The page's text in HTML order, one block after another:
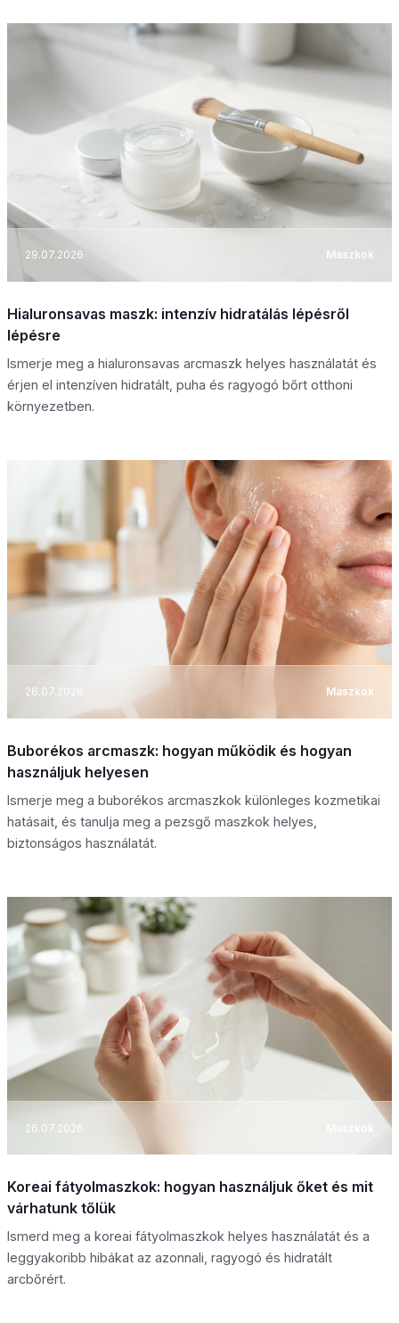
29.07.2026 Maszkok
Hialuronsavas maszk: intenzív hidratálás lépésről
lépésre
Ismerje meg a hialuronsavas arcmaszk helyes használatát és
érjen el intenzíven hidratált, puha és ragyogó bőrt otthoni
környezetben.
26.07.2026 Maszkok
Buborékos arcmaszk: hogyan működik és hogyan
használjuk helyesen
Ismerje meg a buborékos arcmaszkok különleges kozmetikai
hatásait, és tanulja meg a pezsgő maszkok helyes,
biztonságos használatát.
26.07.2026
Koreai fátyolmaszkok: hogyan használjuk őket és mit
várhatunk tőlük
Ismerd meg a koreai fátyolmaszkok helyes használatát és a
leggyakoribb hibákat az azonnali, ragyogó és hidratált
arcbőrért.